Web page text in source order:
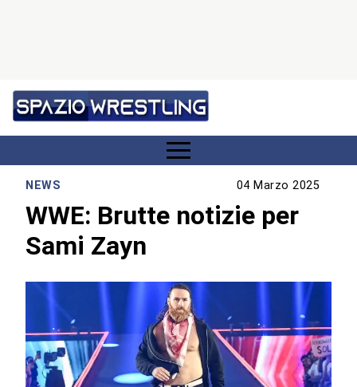
NEWS 04 Marzo 2025
WWE: Brutte notizie per
Sami Zayn